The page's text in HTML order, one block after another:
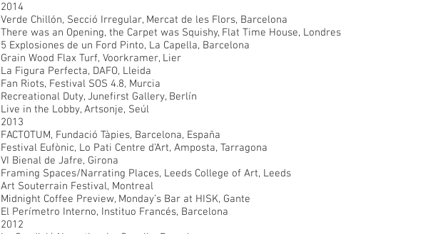
2014
Verde Chillón, Secció Irregular, Mercat de les Flors, Barcelona
There was an Opening, the Carpet was Squishy, Flat Time House, Londres
5 Explosiones de un Ford Pinto, La Capella, Barcelona
Grain Wood Flax Turf, Voorkramer, Lier
La Figura Perfecta, DAFO, Lleida
Fan Riots, Festival SOS 4.8, Murcia
Recreational Duty, Junefirst Gallery, Berlín
Live in the Lobby, Artsonje, Seúl
2013
FACTOTUM, Fundació Tàpies, Barcelona, España
Festival Eufònic, Lo Pati Centre d’Art, Amposta, Tarragona
VI Bienal de Jafre, Girona
Framing Spaces/Narrating Places, Leeds College of Art, Leeds
Art Souterrain Festival, Montreal
Midnight Coffee Preview, Monday’s Bar at HISK, Gante
El Perímetro Interno, Instituo Francés, Barcelona
2012